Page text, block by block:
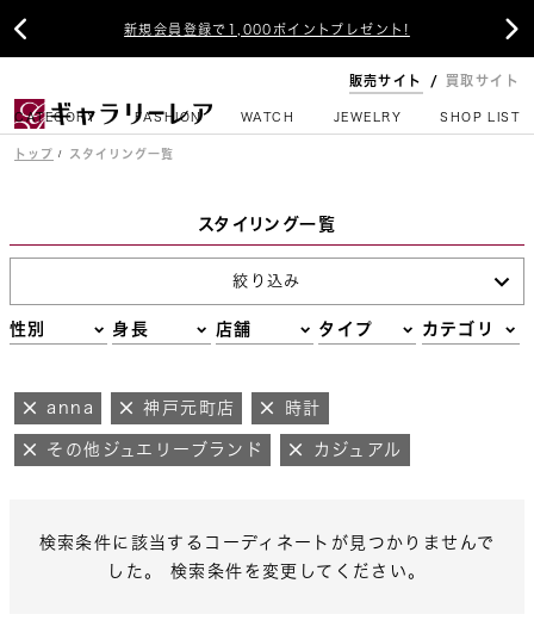
新規会員登録で1,000ポイントプレゼント!
 
販売サイト 買取サイト
CATEGORY FASHION WATCH JEWELRY SHOP LIST
トップ スタイリング一覧
スタイリング一覧
絞り込み
性別 身長 店舗 タイプ カテゴリ
anna 神戸元町店 時計
その他ジュエリーブランド カジュアル
検索条件に該当するコーディネートが見つかりませんで
した。 検索条件を変更してください。